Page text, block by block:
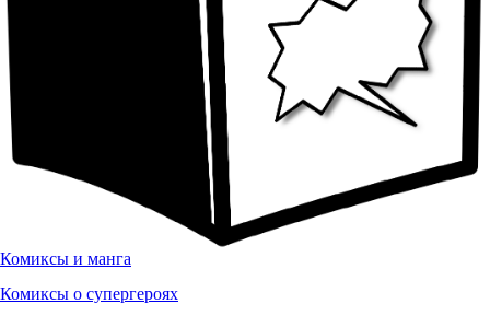
Комиксы и манга
Комиксы о супергероях